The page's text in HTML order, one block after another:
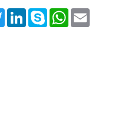
TwitterLinkedInSkype WhatsApp